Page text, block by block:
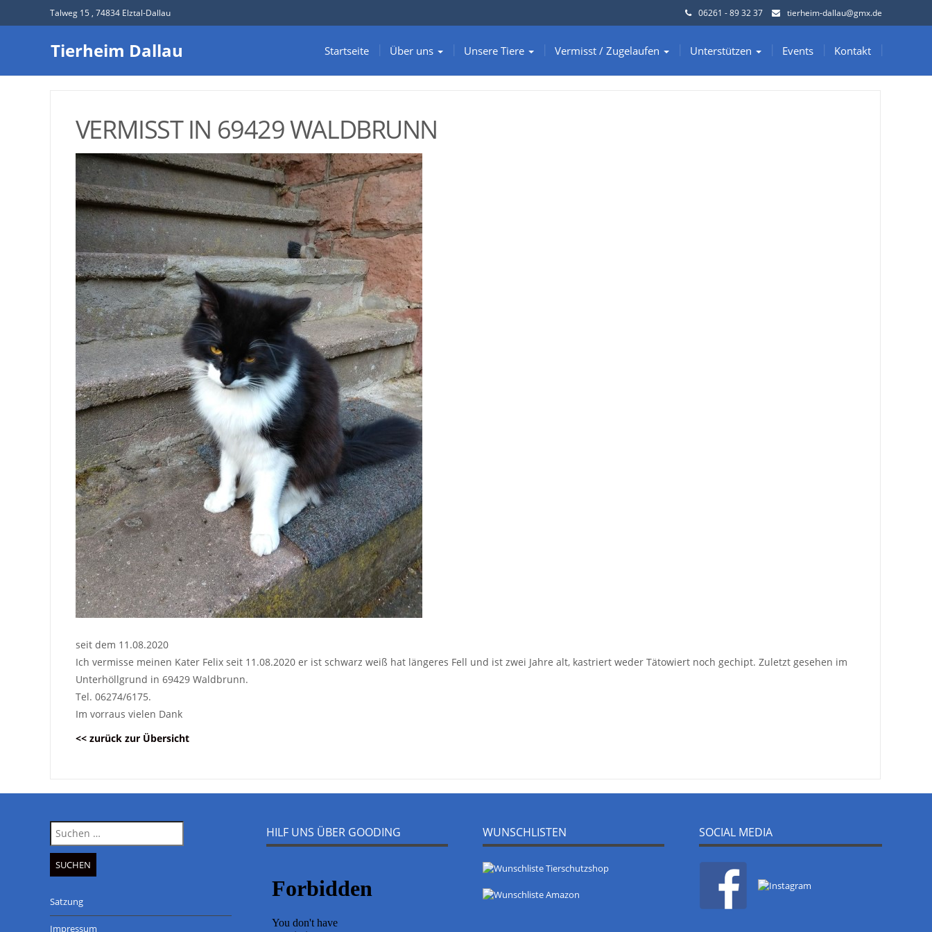
Talweg 15 , 74834 Elztal-Dallau 06261 - 89 32 37 tierheim-dallau@gmx.de
Tierheim Dallau Startseite Über uns Unsere Tiere Vermisst / Zugelaufen Unterstützen Events Kontakt
VERMISST IN 69429 WALDBRUNN
seit dem 11.08.2020
Ich vermisse meinen Kater Felix seit 11.08.2020 er ist schwarz weiß hat längeres Fell und ist zwei Jahre alt, kastriert weder Tätowiert noch gechipt. Zuletzt gesehen im
Unterhöllgrund in 69429 Waldbrunn.
Tel. 06274/6175.
Im vorraus vielen Dank
<< zurück zur Übersicht
Suche
nach:
Satzung
Impressum
HILF UNS ÜBER GOODING WUNSCHLISTEN SOCIAL MEDIA